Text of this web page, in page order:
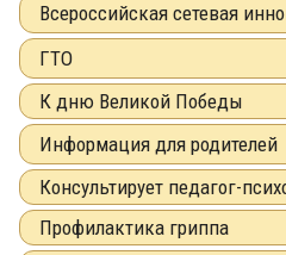
Всероссийская сетевая
ГТО
К дню Великой Победы
Информация для родителей
Консультирует педагог-
Профилактика гриппа